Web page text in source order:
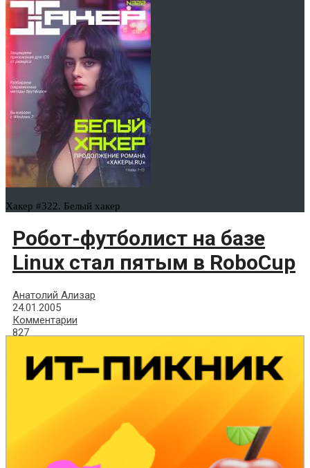
Хакер #322. Белый хакер
Робот-футболист на базе
Linux стал пятым в RoboCup
Анатолий Ализар
24.01.2005
Комментарии
827